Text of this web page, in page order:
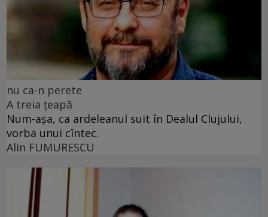
nu ca-n perete
A treia țeapă
Num-așa, ca ardeleanul suit în Dealul Clujului,
vorba unui cîntec.
Alin FUMURESCU